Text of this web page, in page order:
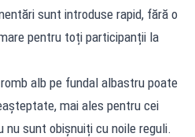
sunt introduse rapid, fără o
pentru toți participanții la
alb pe fundal albastru poate
mai ales pentru cei
sunt obișnuiți cu noile reguli.